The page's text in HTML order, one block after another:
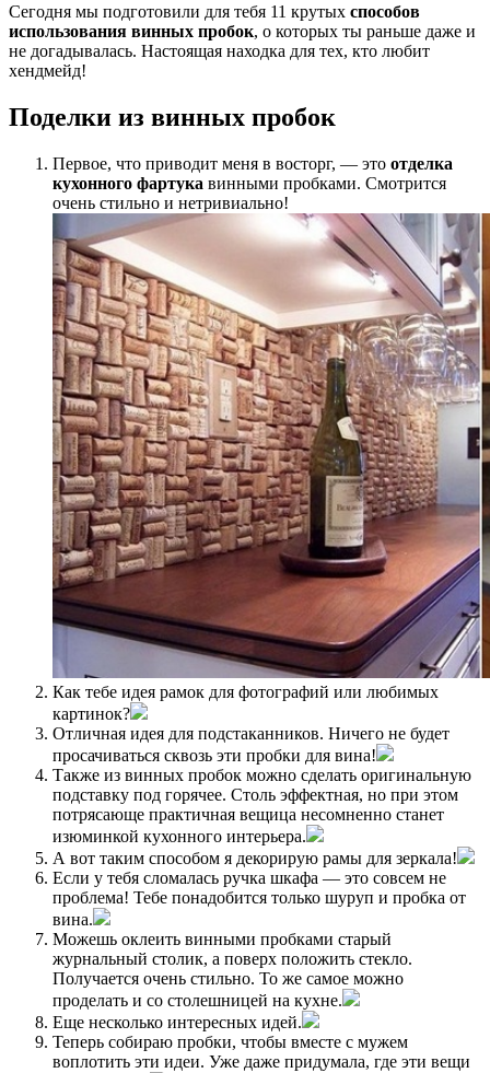
Сегодня мы подготовили для тебя 11 крутых способов
использования винных пробок, о которых ты раньше даже и
не догадывалась. Настоящая находка для тех, кто любит
хендмейд!
Поделки из винных пробок
Первое, что приводит меня в восторг, — это отделка
кухонного фартука винными пробками. Смотрится
очень стильно и нетривиально!
Как тебе идея рамок для фотографий или любимых
картинок?
Отличная идея для подстаканников. Ничего не будет
просачиваться сквозь эти пробки для вина!
Также из винных пробок можно сделать оригинальную
подставку под горячее. Столь эффектная, но при этом
потрясающе практичная вещица несомненно станет
изюминкой кухонного интерьера.
А вот таким способом я декорирую рамы для зеркала!
Если у тебя сломалась ручка шкафа — это совсем не
проблема! Тебе понадобится только шуруп и пробка от
вина.
Можешь оклеить винными пробками старый
журнальный столик, а поверх положить стекло.
Получается очень стильно. То же самое можно
проделать и со столешницей на кухне.
Еще несколько интересных идей.
Теперь собираю пробки, чтобы вместе с мужем
воплотить эти идеи. Уже даже придумала, где эти вещи